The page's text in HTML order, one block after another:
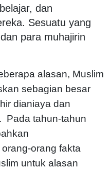
dan
Sesuatu yang
para muhajirin
alasan, Muslim
sebagian besar
dianiaya dan
Pada tahun-tahun
orang fakta
untuk alasan